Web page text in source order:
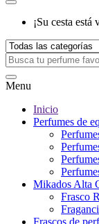
¡Su cesta está
Menu
Inicio
Perfumes de
Mikados Alta
Frasco
Frascos de